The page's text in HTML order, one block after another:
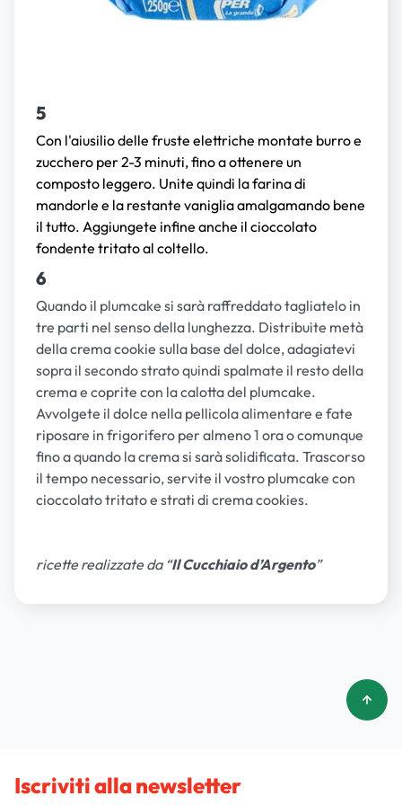
5
Con l'aiusilio delle fruste elettriche montate burro e
zucchero per 2-3 minuti, fino a ottenere un
composto leggero. Unite quindi la farina di
mandorle e la restante vaniglia amalgamando bene
il tutto. Aggiungete infine anche il cioccolato
fondente tritato al coltello.
6
Quando il plumcake si sarà raffreddato tagliatelo in
tre parti nel senso della lunghezza. Distribuite metà
della crema cookie sulla base del dolce, adagiatevi
sopra il secondo strato quindi spalmate il resto della
crema e coprite con la calotta del plumcake.
Avvolgete il dolce nella pellicola alimentare e fate
riposare in frigorifero per almeno 1 ora o comunque
fino a quando la crema si sarà solidificata. Trascorso
il tempo necessario, servite il vostro plumcake con
cioccolato tritato e strati di crema cookies.
ricette realizzate da “Il Cucchiaio d’Argento”
Iscriviti alla newsletter